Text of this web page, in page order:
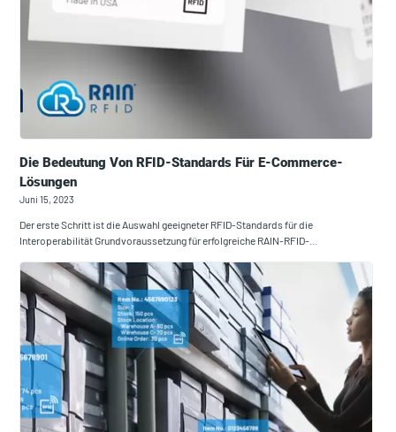
Die Bedeutung Von RFID-Standards Für E-Commerce-
Lösungen
Juni 15, 2023
Der erste Schritt ist die Auswahl geeigneter RFID-Standards für die
Interoperabilität Grundvoraussetzung für erfolgreiche RAIN-RFID-…